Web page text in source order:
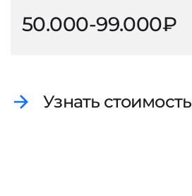
50.000-99.000₽
Узнать стоимость